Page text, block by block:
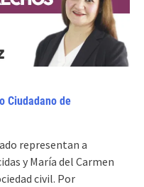
Ciudadano de
representan a
y María del Carmen
civil. Por